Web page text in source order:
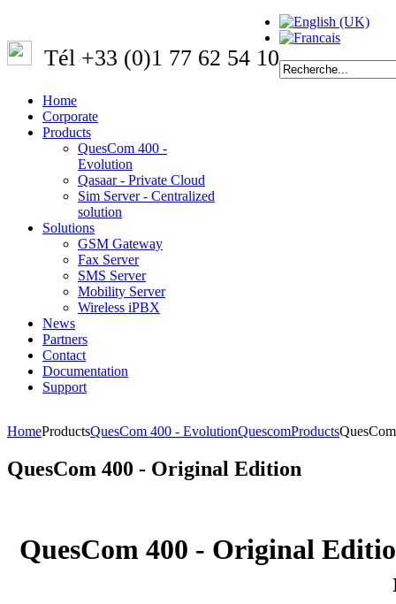
Tél +33 (0)1 77 62 54 10
Home
Corporate
Products
QuesCom 400 -
Evolution
Qasaar - Private Cloud
Sim Server - Centralized
solution
Solutions
GSM Gateway
Fax Server
SMS Server
Mobility Server
Wireless iPBX
News
Partners
Contact
Documentation
Support
HomeProductsQuesCom 400 - EvolutionQuescomProducts
QuesCom 400 - Original Edition
QuesCom 400 - Original